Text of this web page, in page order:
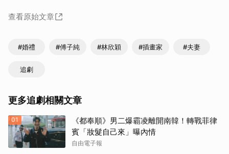
查看原始文章
#婚禮 #傅子純 #林欣穎 #插畫家 #夫妻
追劇
更多追劇相關文章
01
《都奉順》男二爆霸凌離開南韓！轉戰菲律
賓「妝髮自己來」曝內情
自由電子報